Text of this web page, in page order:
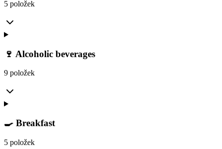
5 položek
🍷 Alcoholic beverages
9 položek
🍳 Breakfast
5 položek